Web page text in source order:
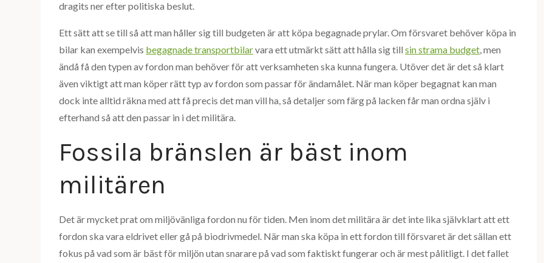
dragits ner efter politiska beslut.
Ett sätt att se till så att man håller sig till budgeten är att köpa begagnade prylar. Om försvaret behöver köpa in
bilar kan exempelvis begagnade transportbilarvara ett utmärkt sätt att hålla sig tillsin strama budget, men
ändå få den typen av fordon man behöver för att verksamheten ska kunna fungera. Utöver det är det så klart
även viktigt att man köper rätt typ av fordon som passar för ändamålet. När man köper begagnat kan man
dock inte alltid räkna med att få precis det man vill ha, så detaljer som färg på lacken får man ordna själv i
efterhand så att den passar in i det militära.
Fossila bränslen är bäst inom
militären
Det är mycket prat om miljövänliga fordon nu för tiden. Men inom det militära är det inte lika självklart att ett
fordon ska vara eldrivet eller gå på biodrivmedel. När man ska köpa in ett fordon till försvaret är det sällan ett
fokus på vad som är bäst för miljön utan snarare på vad som faktiskt fungerar och är mest pålitligt. I det fallet